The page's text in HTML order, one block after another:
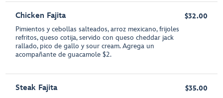
Chicken Fajita
Pimientos y cebollas salteados, arroz mexicano, frijoles
refritos, queso cotija, servido con queso cheddar jack
rallado, pico de gallo y sour cream. Agrega un
acompañante de guacamole $2.
$32.00
Steak Fajita $35.00